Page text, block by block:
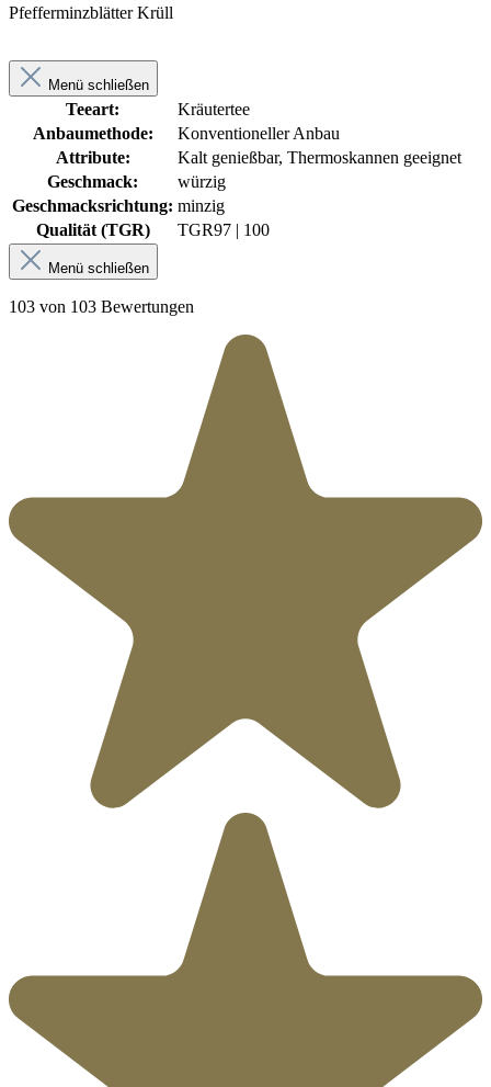
Pfefferminzblätter Krüll
Menü schließen
Teeart:
Kräutertee
Anbaumethode:
Konventioneller Anbau
Attribute:
Kalt genießbar, Thermoskannen geeignet
Geschmack:
würzig
Geschmacksrichtung: minzig
Qualität (TGR)
TGR97 | 100
Menü schließen
103 von 103 Bewertungen